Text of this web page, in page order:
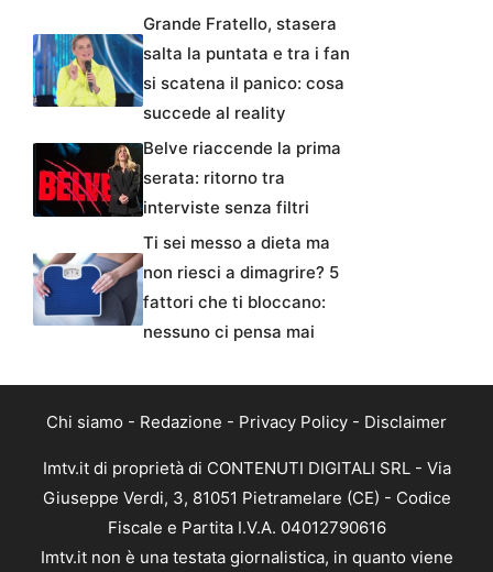
Grande Fratello, stasera
salta la puntata e tra i fan
si scatena il panico: cosa
succede al reality
Belve riaccende la prima
serata: ritorno tra
interviste senza filtri
Ti sei messo a dieta ma
non riesci a dimagrire? 5
fattori che ti bloccano:
nessuno ci pensa mai
Chi siamo - Redazione - Privacy Policy - Disclaimer
Imtv.it di proprietà di CONTENUTI DIGITALI SRL - Via
Giuseppe Verdi, 3, 81051 Pietramelare (CE) - Codice
Fiscale e Partita I.V.A. 04012790616
Imtv.it non è una testata giornalistica, in quanto viene